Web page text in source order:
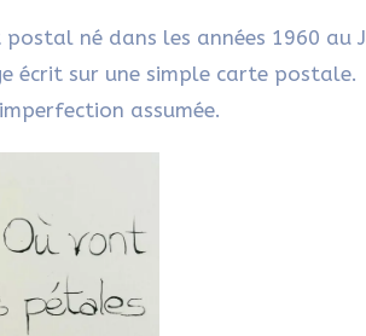
né dans les années 1960 au
écrit sur une simple carte postale.
assumée.